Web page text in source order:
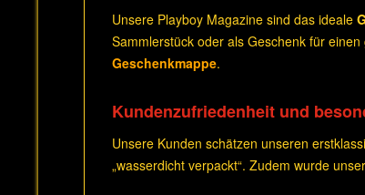
Unsere Playboy Magazine sind das ideale
Sammlerstück oder als Geschenk für
Geschenkmappe.
Kundenzufriedenheit und
Unsere Kunden schätzen unseren
„wasserdicht verpackt“. Zudem wurde